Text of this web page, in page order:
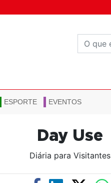
ESPORTE EVENTOS
Day Use
Diária para Visitantes